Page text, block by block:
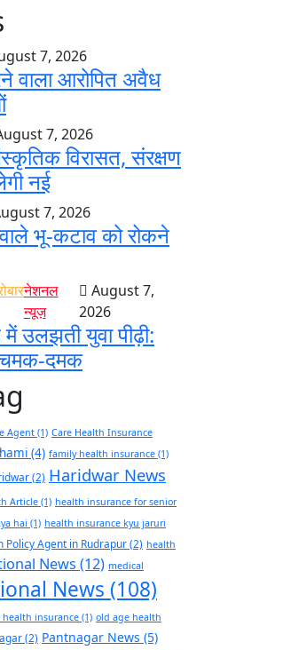
7, 2026
वाला आरोपित अवैध
7, 2026
विरासत, संरक्षण
नई
7, 2026
भू-कटाव को रोकने
नेशनल
न्यूज़
August 7,
2026
उलझती युवा पीढ़ी:
चमक-दमक
Agent (1) Care Health Insurance
(4) family health insurance (1)
(2) Haridwar News
Article (1) health insurance for senior
hai (1) health insurance kyu jaruri
Policy Agent in Rudrapur(2) health
News (12) medical
News (108)
health insurance (1) old age health
(2) Pantnagar News (5)